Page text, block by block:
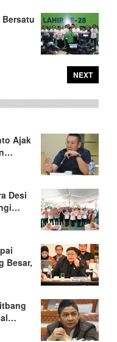
NEXT
Ajak
Desi
Besar,